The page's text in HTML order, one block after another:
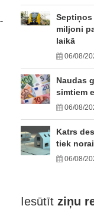
Septiņos
miljoni
laikā
06/08/
Naudas
simtiem
06/08/
Katrs
tiek
06/08/
Iesūtīt ziņu